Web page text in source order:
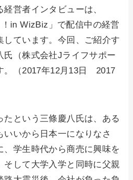
営者インタビューは、
in WizBiz」で配信中の経営
しています。今回、ご紹介す
氏（株式会社Jライフサポー
。（2017年12月13日 2017
たという三條慶八氏は、ある
いいから日本一になりなさ
、学生時代から商売に興味を
そして大学入学と同時に父親